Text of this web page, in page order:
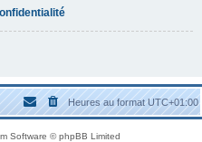
Heures au formatUTC+01:00
Software © phpBB Limited